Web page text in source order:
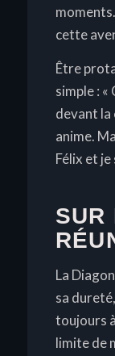
cette
Être
simple : «
devant la
anime.
Félix et
SUR
La
sa
toujours
limite de